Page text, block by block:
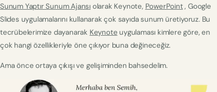
Sunum Yaptır Sunum Ajansı olarak Keynote, PowerPoint, Google
Slides uygulamalarını kullanarak çok sayıda sunum üretiyoruz. Bu
tecrübelerimize dayanarak Keynote uygulaması kimlere göre, en
çok hangi özellikleriyle öne çıkıyor buna değineceğiz.
Ama önce ortaya çıkışı ve gelişiminden bahsedelim.